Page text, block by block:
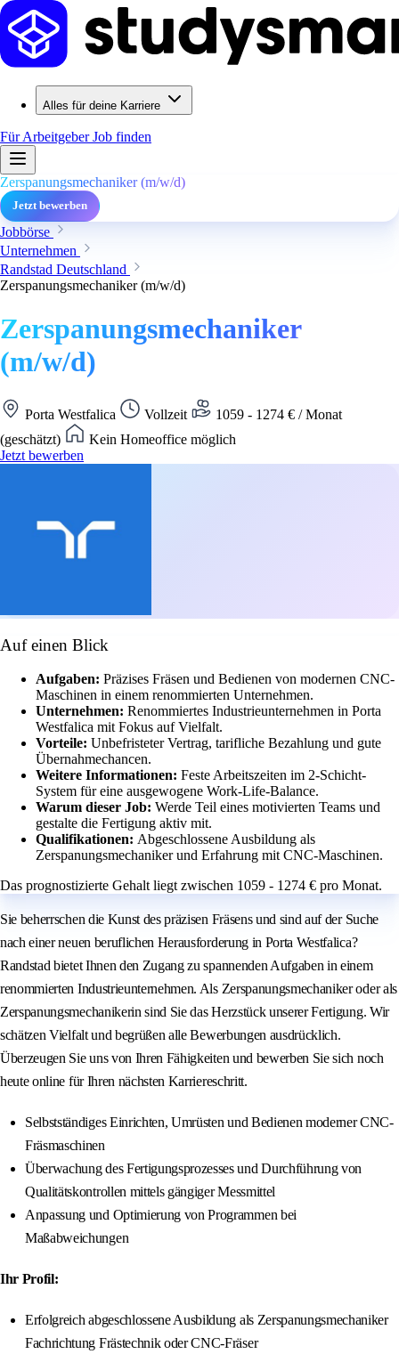
Alles für deine Karriere
Für ArbeitgeberJob finden
Zerspanungsmechaniker (m/w/d)
Jetzt bewerben
Jobbörse
Unternehmen
Randstad Deutschland
Zerspanungsmechaniker (m/w/d)
Zerspanungsmechaniker
(m/w/d)
Porta Westfalica Vollzeit
1059 - 1274 € / Monat
(geschätzt)
Kein Homeoffice möglich
Jetzt bewerben
Auf einen Blick
Aufgaben: Präzises Fräsen und Bedienen von modernen CNC-
Maschinen in einem renommierten Unternehmen.
Unternehmen: Renommiertes Industrieunternehmen in Porta
Westfalica mit Fokus auf Vielfalt.
Vorteile: Unbefristeter Vertrag, tarifliche Bezahlung und gute
Übernahmechancen.
Weitere Informationen: Feste Arbeitszeiten im 2-Schicht-
System für eine ausgewogene Work-Life-Balance.
Warum dieser Job: Werde Teil eines motivierten Teams und
gestalte die Fertigung aktiv mit.
Qualifikationen: Abgeschlossene Ausbildung als
Zerspanungsmechaniker und Erfahrung mit CNC-Maschinen.
Das prognostizierte Gehalt liegt zwischen 1059 - 1274 € pro Monat.
Sie beherrschen die Kunst des präzisen Fräsens und sind auf der Suche
nach einer neuen beruflichen Herausforderung in Porta Westfalica?
Randstad bietet Ihnen den Zugang zu spannenden Aufgaben in einem
renommierten Industrieunternehmen. Als Zerspanungsmechaniker oder als
Zerspanungsmechanikerin sind Sie das Herzstück unserer Fertigung. Wir
schätzen Vielfalt und begrüßen alle Bewerbungen ausdrücklich.
Überzeugen Sie uns von Ihren Fähigkeiten und bewerben Sie sich noch
heute online für Ihren nächsten Karriereschritt.
Selbstständiges Einrichten, Umrüsten und Bedienen moderner CNC-
Fräsmaschinen
Überwachung des Fertigungsprozesses und Durchführung von
Qualitätskontrollen mittels gängiger Messmittel
Anpassung und Optimierung von Programmen bei
Maßabweichungen
Ihr Profil:
Erfolgreich abgeschlossene Ausbildung als Zerspanungsmechaniker
Fachrichtung Frästechnik oder CNC-Fräser